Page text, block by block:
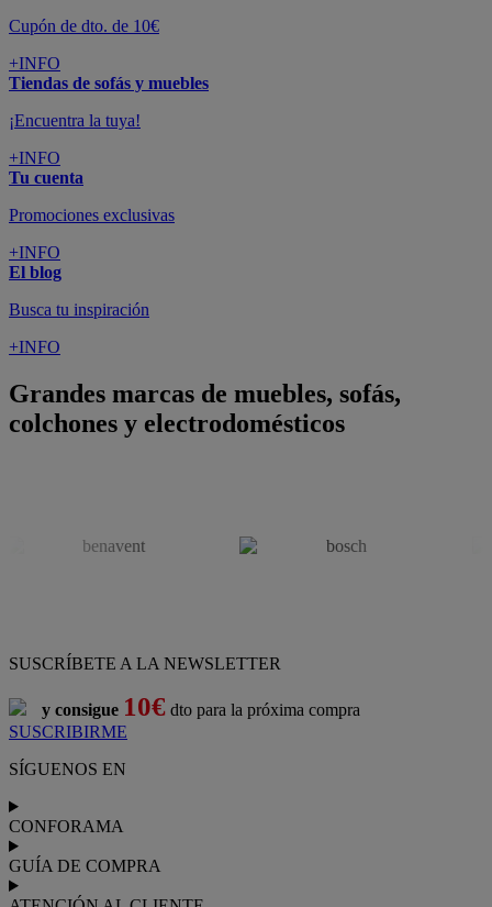
Cupón de dto. de 10€
+INFO
Tiendas de sofás y muebles
¡Encuentra la tuya!
+INFO
Tu cuenta
Promociones exclusivas
+INFO
El blog
Busca tu inspiración
+INFO
Grandes marcas de muebles, sofás,
colchones y electrodomésticos
SUSCRÍBETE A LA NEWSLETTER
y consigue 10€ dto para la próxima compra
SUSCRIBIRME
SÍGUENOS EN
CONFORAMA
GUÍA DE COMPRA